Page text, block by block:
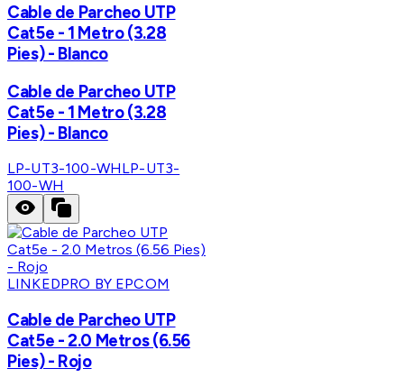
Cable de Parcheo UTP
Cat5e - 1 Metro (3.28
Pies) - Blanco
Cable de Parcheo UTP
Cat5e - 1 Metro (3.28
Pies) - Blanco
LP-UT3-100-WHLP-UT3-
100-WH
LINKEDPRO BY EPCOM
Cable de Parcheo UTP
Cat5e - 2.0 Metros (6.56
Pies) - Rojo